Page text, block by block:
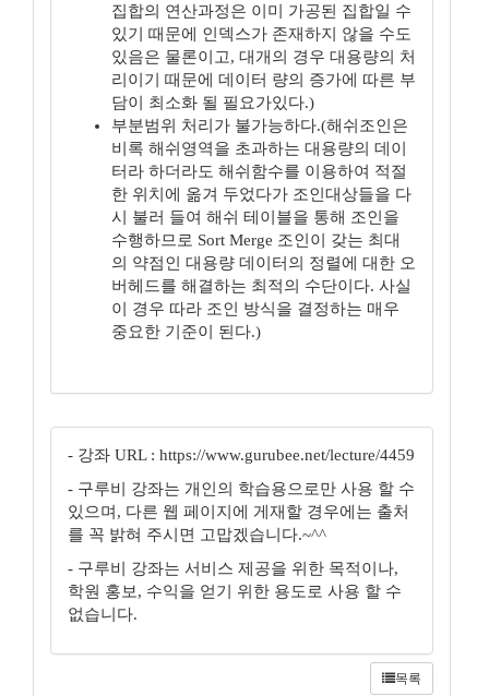
집합의 연산과정은 이미 가공된 집합일 수
있기 때문에 인덱스가 존재하지 않을 수도
있음은 물론이고, 대개의 경우 대용량의 처
리이기 때문에 데이터 량의 증가에 따른 부
담이 최소화 될 필요가있다.)
부분범위 처리가 불가능하다.(해쉬조인은
비록 해쉬영역을 초과하는 대용량의 데이
터라 하더라도 해쉬함수를 이용하여 적절
한 위치에 옮겨 두었다가 조인대상들을 다
시 불러 들여 해쉬 테이블을 통해 조인을
수행하므로 Sort Merge 조인이 갖는 최대
의 약점인 대용량 데이터의 정렬에 대한 오
버헤드를 해결하는 최적의 수단이다. 사실
이 경우 따라 조인 방식을 결정하는 매우
중요한 기준이 된다.)
- 강좌 URL : https://www.gurubee.net/lecture/4459
- 구루비 강좌는 개인의 학습용으로만 사용 할 수
있으며, 다른 웹 페이지에 게재할 경우에는 출처
를 꼭 밝혀 주시면 고맙겠습니다.~^^
- 구루비 강좌는 서비스 제공을 위한 목적이나,
학원 홍보, 수익을 얻기 위한 용도로 사용 할 수
없습니다.
목록